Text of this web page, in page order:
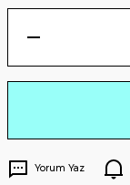
Yorum Yaz